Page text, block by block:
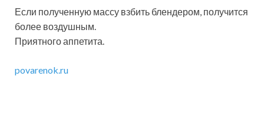
Если полученную массу взбить блендером, получится
более воздушным.
Приятного аппетита.
povarenok.ru